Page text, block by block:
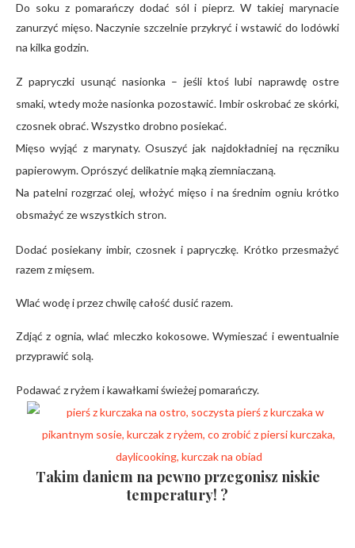
Do soku z pomarańczy dodać sól i pieprz. W takiej marynacie
zanurzyć mięso. Naczynie szczelnie przykryć i wstawić do lodówki
na kilka godzin.
Z papryczki usunąć nasionka – jeśli ktoś lubi naprawdę ostre
smaki, wtedy może nasionka pozostawić. Imbir oskrobać ze skórki,
czosnek obrać. Wszystko drobno posiekać.
Mięso wyjąć z marynaty. Osuszyć jak najdokładniej na ręczniku
papierowym. Oprószyć delikatnie mąką ziemniaczaną.
Na patelni rozgrzać olej, włożyć mięso i na średnim ogniu krótko
obsmażyć ze wszystkich stron.
Dodać posiekany imbir, czosnek i papryczkę. Krótko przesmażyć
razem z mięsem.
Wlać wodę i przez chwilę całość dusić razem.
Zdjąć z ognia, wlać mleczko kokosowe. Wymieszać i ewentualnie
przyprawić solą.
Podawać z ryżem i kawałkami świeżej pomarańczy.
Takim daniem na pewno przegonisz niskie
temperatury! ?